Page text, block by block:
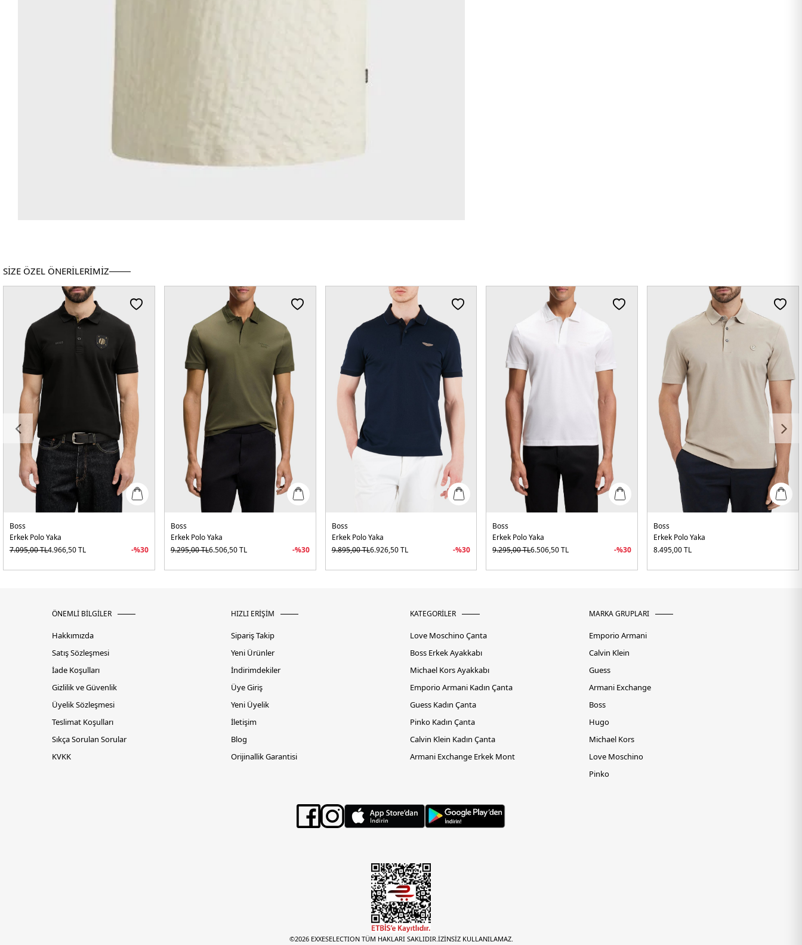
SİZE ÖZEL ÖNERİLERİMİZ
Boss
Erkek Polo Yaka
7.095,00TL4.966,50TL -%30
Boss
Erkek Polo Yaka
9.295,00TL6.506,50TL -%30
Boss
Erkek Polo Yaka
9.895,00TL6.926,50TL -%30
Boss
Erkek Polo Yaka
9.295,00TL6.506,50TL -%30
Boss
Erkek Polo Yaka
8.495,00TL
ÖNEMLİ BİLGİLER
Hakkımızda
Satış Sözleşmesi
İade Koşulları
Gizlilik ve Güvenlik
Üyelik Sözleşmesi
Teslimat Koşulları
Sıkça Sorulan Sorular
KVKK
HIZLI ERİŞİM
Sipariş Takip
Yeni Ürünler
İndirimdekiler
Üye Giriş
Yeni Üyelik
İletişim
Blog
Orijinallik Garantisi
KATEGORİLER
Love Moschino Çanta
Boss Erkek Ayakkabı
Michael Kors Ayakkabı
Emporio Armani Kadın Çanta
Guess Kadın Çanta
Pinko Kadın Çanta
Calvin Klein Kadın Çanta
Armani Exchange Erkek Mont
MARKA GRUPLARI
Emporio Armani
Calvin Klein
Guess
Armani Exchange
Boss
Hugo
Michael Kors
Love Moschino
Pinko
©2026 EXXESELECTION TÜM HAKLARI SAKLIDIR.İZİNSİZ KULLANILAMAZ.